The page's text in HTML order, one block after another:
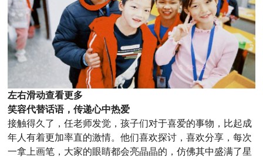
左右滑动查看更多
笑容代替话语，传递心中热爱
接触得久了，任老师发觉，孩子们对于喜爱的事物，比起成
年人有着更加率直的激情。他们喜欢探讨，喜欢分享，每次
一拿上画笔，大家的眼睛都会亮晶晶的，仿佛其中盛满了星